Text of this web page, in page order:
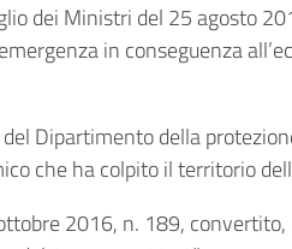
dei Ministri del 25 agosto
in conseguenza
del Dipartimento della
che ha colpito il territorio
2016, n. 189,